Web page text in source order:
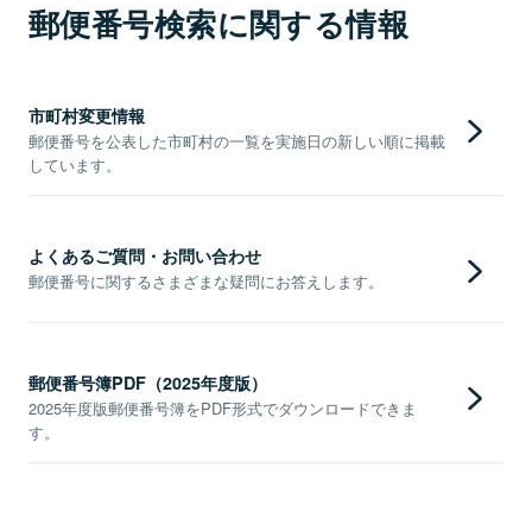
郵便番号検索に関する情報
市町村変更情報
郵便番号を公表した市町村の一覧を実施日の新しい順に掲載
しています。
よくあるご質問・お問い合わせ
郵便番号に関するさまざまな疑問にお答えします。
郵便番号簿PDF（2025年度版）
2025年度版郵便番号簿をPDF形式でダウンロードできま
す。